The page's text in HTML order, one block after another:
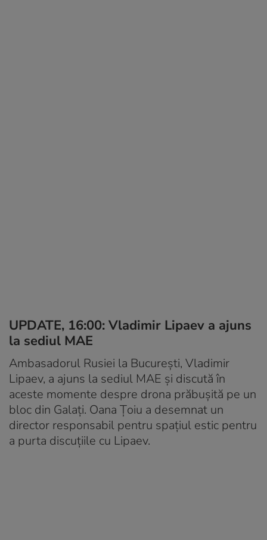
UPDATE, 16:00: Vladimir Lipaev a ajuns
la sediul MAE
Ambasadorul Rusiei la București, Vladimir
Lipaev, a ajuns la sediul MAE și discută în
aceste momente despre drona prăbușită pe un
bloc din Galați. Oana Țoiu a desemnat un
director responsabil pentru spațiul estic pentru
a purta discuțiile cu Lipaev.